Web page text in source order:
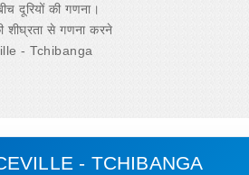
दूरियों की गणना।
शीघ्रता से गणना करने
- Tchibanga
- TCHIBANGA